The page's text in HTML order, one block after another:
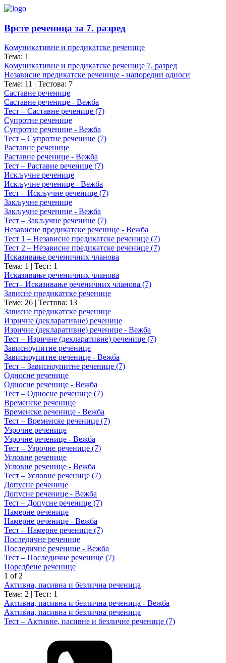
Врсте реченица за 7. разред
Комуникативне и предикатске реченице
Тема: 1
Комуникативне и предикатске реченице 7. разред
Независне предикатске реченице - напоредни односи
Теме: 11 | Тестова: 7
Саставне реченице
Саставне реченице - Вежба
Тест – Саставне реченице (7)
Супротне реченице
Супротне реченице - Вежба
Тест – Супротне реченице (7)
Раставне реченице
Раставне реченице - Вежба
Тест – Раставне реченице (7)
Искључне реченице
Искључне реченице - Вежба
Тест – Искључне реченице (7)
Закључне реченице
Закључне реченице - Вежба
Тест – Закључне реченице (7)
Независне предикатске реченице - Вежба
Тест 1 – Независне предикатске реченице (7)
Тест 2 – Независне предикатске реченице (7)
Исказивање реченичних чланова
Тема: 1 | Тест: 1
Исказивање реченичних чланова
Тест– Исказивање реченичних чланова (7)
Зависне предикатске реченице
Теме: 26 | Тестова: 13
Зависне предикатске реченице
Изричне (декларативне) реченице
Изричне (декларативне) реченице - Вежба
Тест – Изричне (декларативне) реченице (7)
Зависноупитне реченице
Зависноупитне реченице - Вежба
Тест – Зависноупитне реченице (7)
Односне реченице
Односне реченице - Вежба
Тест – Односне реченице (7)
Временске реченице
Временске реченице - Вежба
Тест – Временске реченице (7)
Узрочне реченице
Узрочне реченице - Вежба
Тест – Узрочне реченице (7)
Условне реченице
Условне реченице - Вежба
Тест – Условне реченице (7)
Допусне реченице
Допусне реченице - Вежба
Тест – Допусне реченице (7)
Намерне реченице
Намерне реченице - Вежба
Тест – Намерне реченице (7)
Последичне реченице
Последичне реченице - Вежба
Тест – Последичне реченице (7)
Поредбене реченице
1 of 2
Активна, пасивна и безлична реченица
Теме: 2 | Тест: 1
Активна, пасивна и безлична реченица - Вежба
Активна, пасивна и безлична реченица
Тест – Активне, пасивне и безличне реченице (7)